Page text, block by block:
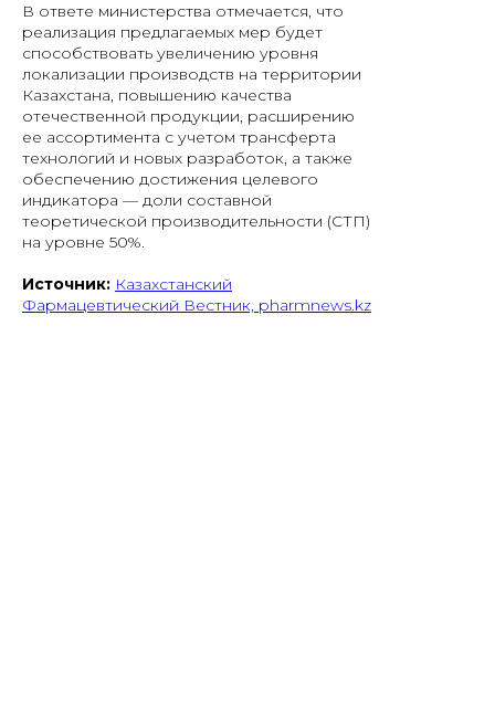
В ответе министерства отмечается, что
реализация предлагаемых мер будет
способствовать увеличению уровня
локализации производств на территории
Казахстана, повышению качества
отечественной продукции, расширению
ее ассортимента с учетом трансферта
технологий и новых разработок, а также
обеспечению достижения целевого
индикатора — доли составной
теоретической производительности (СТП)
на уровне 50%.
Источник: Казахстанский
Фармацевтический Вестник, pharmnews.kz